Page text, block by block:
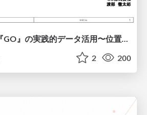
2 200